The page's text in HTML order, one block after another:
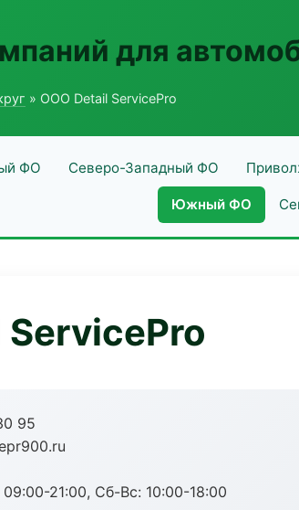
для
» ООО Detail ServicePro
ФО Северо-Западный ФО
Южный ФО
95
21:00, Сб-Вс: 10:00-18:00